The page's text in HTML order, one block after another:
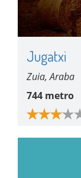
Jugatxi
Zuia, Araba
744 metro